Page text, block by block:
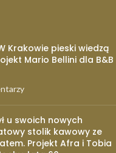
Krakowie pieski wiedzą
Mario Bellini dla B&B
u swoich nowych
stolik kawowy ze
Projekt Afra i Tobia